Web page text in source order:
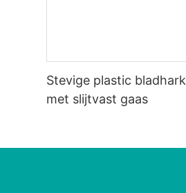
Stevige plastic bladhark
met slijtvast gaas